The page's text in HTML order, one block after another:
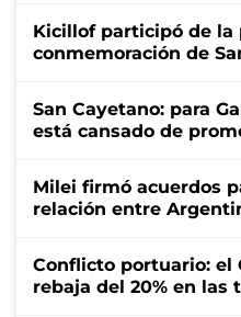
Kicillof participó de la
conmemoración de
San Cayetano: para
está cansado de
Milei firmó acuerdos
relación entre
Conflicto portuario: el
rebaja del 20% en las